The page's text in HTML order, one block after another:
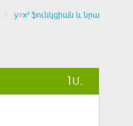
y=x² ֆունկցիան և նրա
1 Մ.